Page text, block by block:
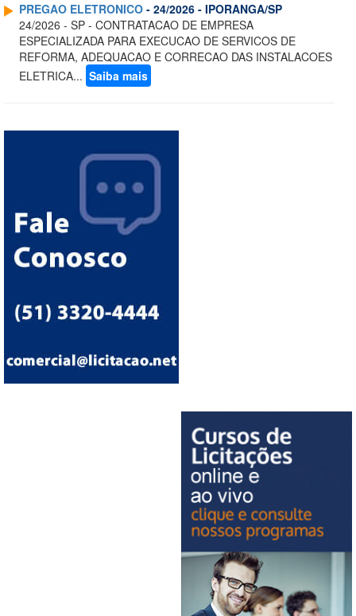
PREGAO ELETRONICO - 24/2026 - IPORANGA/SP
24/2026 - SP - CONTRATACAO DE EMPRESA
ESPECIALIZADA PARA EXECUCAO DE SERVICOS DE
REFORMA, ADEQUACAO E CORRECAO DAS INSTALACOES
ELETRICA... Saiba mais